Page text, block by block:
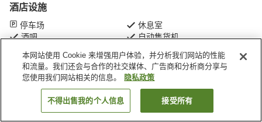
酒店设施
停车场
休息室
酒吧
自动售货机
首页 日本 熊本县 熊本 熊本城酒店
搜索客房
本网站使用 Cookie 来增强用户体验，并分析我们网站的性能
和流量。我们还会与合作的社交媒体、广告商和分析商分享与
您使用我们网站相关的信息。
隐私政策
不得出售我的个人信息 接受所有